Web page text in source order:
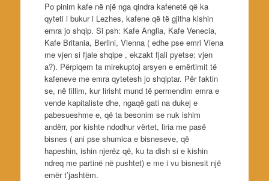
Po pinim kafe në një nga qindra kafenetë që ka
qyteti i bukur i Lezhes, kafene që të gjitha kishin
emra jo shqip. Si psh: Kafe Anglia, Kafe Venecia,
Kafe Britania, Berlini, Vienna ( edhe pse emri Viena
me vjen si fjale shqipe , ekzakt fjali pyetse: vjen
a?). Përpiqem ta mirekuptoj arsyen e emërtimit të
kafeneve me emra qytetesh jo shqiptar. Për faktin
se, në fillim, kur lirisht mund të permendim emra e
vende kapitaliste dhe, ngaqë gati na dukej e
pabesueshme e, që ta besonim se nuk ishim
andërr, por kishte ndodhur vërtet, liria me pasë
bisnes ( ani pse shumica e bisneseve, që
hapeshin, ishin njerëz që, ku ta dish si e kishin
ndreq me partinë në pushtet) e me i vu bisnesit një
emër t’jashtëm.